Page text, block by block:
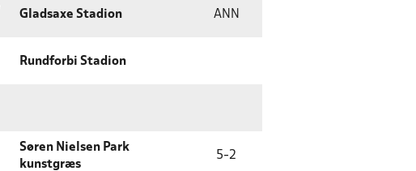
Gladsaxe Stadion ANN
Rundforbi Stadion
Søren Nielsen Park
kunstgræs
5-2